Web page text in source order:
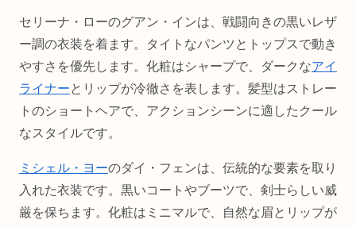
セリーナ・ローのグアン・インは、戦闘向きの黒いレザ
ー調の衣装を着ます。タイトなパンツとトップスで動き
やすさを優先します。化粧はシャープで、ダークなアイ
ライナーとリップが冷徹さを表します。髪型はストレー
トのショートヘアで、アクションシーンに適したクール
なスタイルです。
ミシェル・ヨーのダイ・フェンは、伝統的な要素を取り
入れた衣装です。黒いコートやブーツで、剣士らしい威
厳を保ちます。化粧はミニマルで、自然な眉とリップが